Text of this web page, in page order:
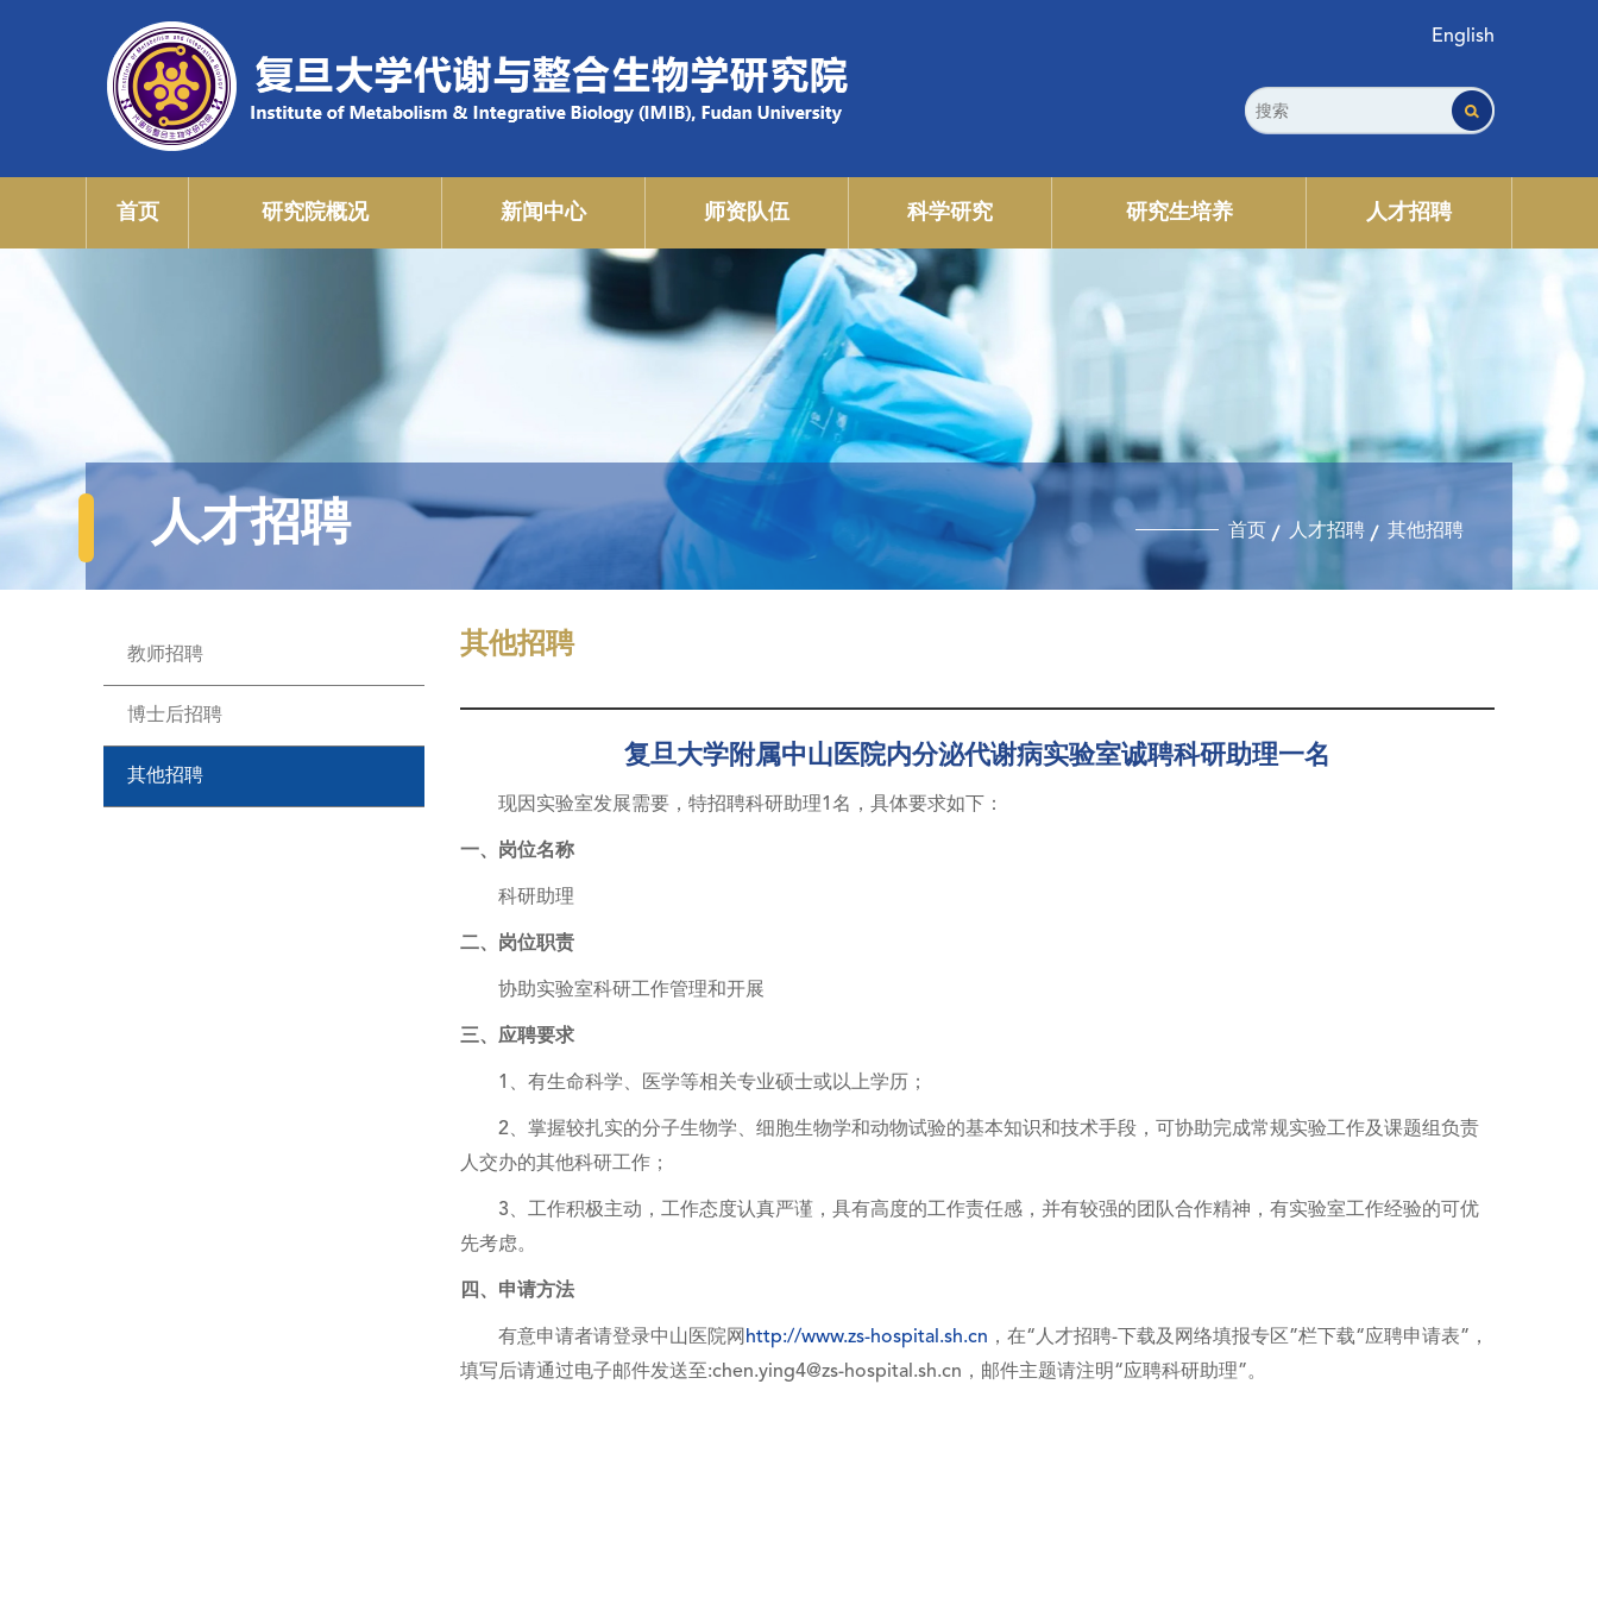
English
首页 研究院概况 新闻中心 师资队伍 科学研究 研究生培养 人才招聘
人才招聘 首页 人才招聘 其他招聘
教师招聘
博士后招聘
其他招聘
其他招聘
复旦大学附属中山医院内分泌代谢病实验室诚聘科研助理一名
现因实验室发展需要，特招聘科研助理1名，具体要求如下：
一、岗位名称
科研助理
二、岗位职责
协助实验室科研工作管理和开展
三、应聘要求
1、有生命科学、医学等相关专业硕士或以上学历；
2、掌握较扎实的分子生物学、细胞生物学和动物试验的基本知识和技术手段，可协助完成常规实验工作及课题组负责
人交办的其他科研工作；
3、工作积极主动，工作态度认真严谨，具有高度的工作责任感，并有较强的团队合作精神，有实验室工作经验的可优
先考虑。
四、申请方法
有意申请者请登录中山医院网 http://www.zs-hospital.sh.cn ，在“人才招聘-下载及网络填报专区”栏下载“应聘申请表”，
填写后请通过电子邮件发送至:chen.ying4@zs-hospital.sh.cn，邮件主题请注明“应聘科研助理”。